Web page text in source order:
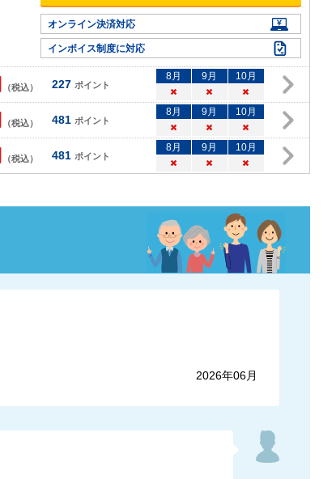
オンライン決済対応
インボイス制度に対応
（税込） 227 ポイント
8月 9月 10月
×
× ×
（税込） 481 ポイント
8月 9月 10月
×
× ×
（税込） 481 ポイント
8月 9月 10月
×
× ×
2026年06月